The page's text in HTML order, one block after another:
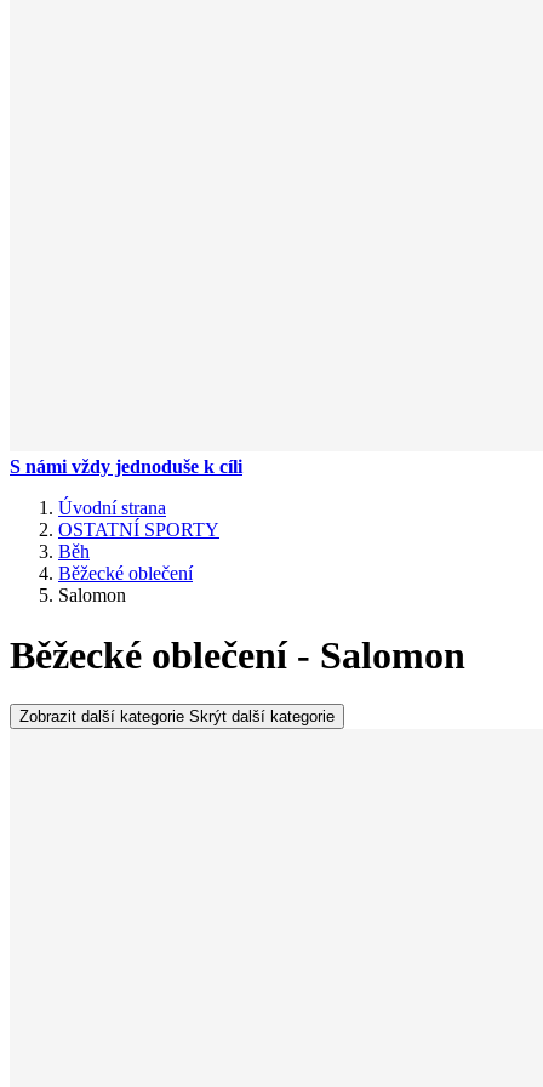
S námi vždy jednoduše k cíli
Úvodní strana
OSTATNÍ SPORTY
Běh
Běžecké oblečení
Salomon
Běžecké oblečení - Salomon
Zobrazit další kategorie Skrýt další kategorie